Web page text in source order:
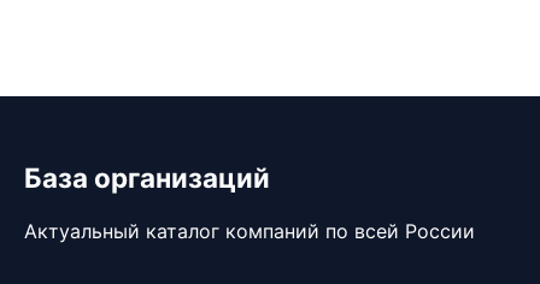
База организаций
Актуальный каталог компаний по всей России